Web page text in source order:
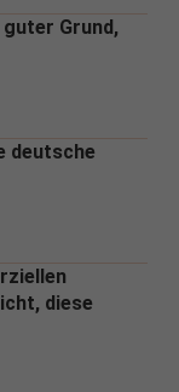
Grund,
deutsche
diese